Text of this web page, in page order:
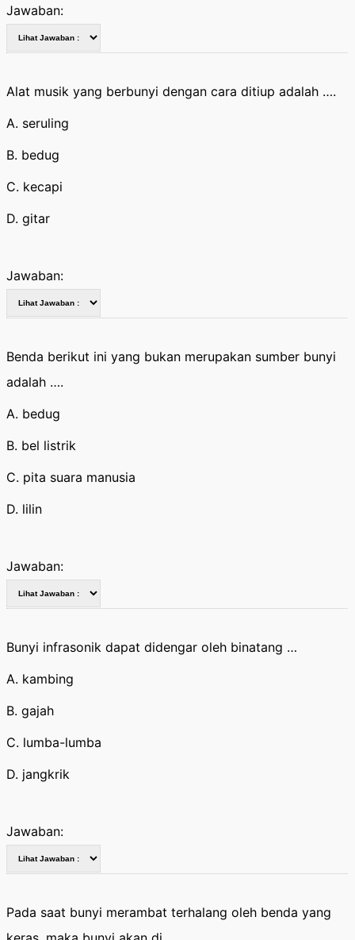
Jawaban:
Alat musik yang berbunyi dengan cara ditiup adalah ….
A. seruling
B. bedug
C. kecapi
D. gitar
Jawaban:
Benda berikut ini yang bukan merupakan sumber bunyi
adalah ….
A. bedug
B. bel listrik
C. pita suara manusia
D. lilin
Jawaban:
Bunyi infrasonik dapat didengar oleh binatang …
A. kambing
B. gajah
C. lumba-lumba
D. jangkrik
Jawaban:
Pada saat bunyi merambat terhalang oleh benda yang